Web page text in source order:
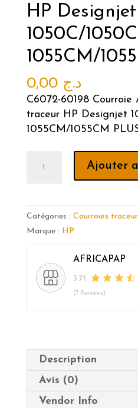
HP Designjet
1050C/
1055CM/
د.ج 0,00
C6072-60198
traceur HP Designjet
1055CM/1055CM
60198
Courroie
A0
(42
pouces)
traceur
HP
1055CM/1055CM
PLUS
Ajouter
Catégories : Courroies traceur
Marque : HP
AFRICAPAP
3.71
(7 Reviews)
Description
Avis (0)
Vendor Info